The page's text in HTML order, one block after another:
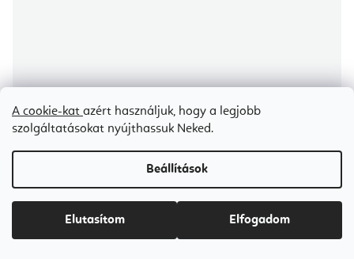
A cookie-kat azért használjuk, hogy a legjobb
szolgáltatásokat nyújthassuk Neked.
Beállítások
Elutasítom Elfogadom